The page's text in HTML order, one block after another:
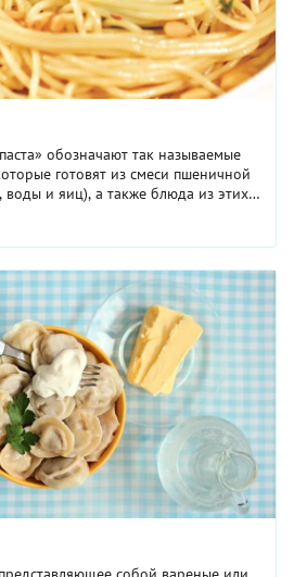
обозначают так называемые
готовят из смеси пшеничной
и яиц), а также блюда из этих